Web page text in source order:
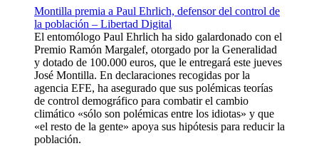
Montilla premia a Paul Ehrlich, defensor del control de
la población – Libertad Digital
El entomólogo Paul Ehrlich ha sido galardonado con el
Premio Ramón Margalef, otorgado por la Generalidad
y dotado de 100.000 euros, que le entregará este jueves
José Montilla. En declaraciones recogidas por la
agencia EFE, ha asegurado que sus polémicas teorías
de control demográfico para combatir el cambio
climático «sólo son polémicas entre los idiotas» y que
«el resto de la gente» apoya sus hipótesis para reducir la
población.